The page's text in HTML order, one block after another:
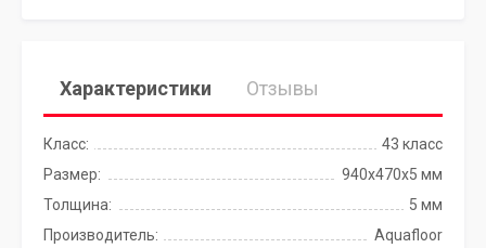
Характеристики Отзывы
Класс:
43 класс
Размер:
940х470х5 мм
Толщина:
5 мм
Производитель:
Aquafloor